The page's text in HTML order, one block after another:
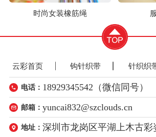
时尚女装橡筋绳
云彩首页 钩针织带 针织织
电话： 18929345542（微信同号）
邮箱：yuncai832@szclouds.cn
地址：深圳市龙岗区平湖上木古彩